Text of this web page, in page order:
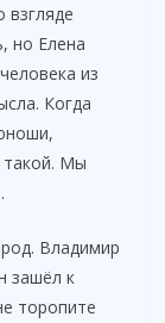
взгляде
но Елена
из
Когда
такой. Мы
Владимир
зашёл к
торопите